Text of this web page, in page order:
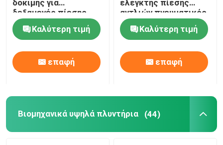
Εξαρτήματα υψηλών πλυντηρίων
Αντλία υψηλών δυτών
δοκιμής για
δεξαμενές πίεσης
Καλύτερη τιμή
επαφή
ελεγκτής πίεσης
αντλιών πνευματικός
για το πετρέλαιο
PipoelinesΚαλύτερη τιμή
επαφή
Βιομηχανικά υψηλά πλυντήρια (44)